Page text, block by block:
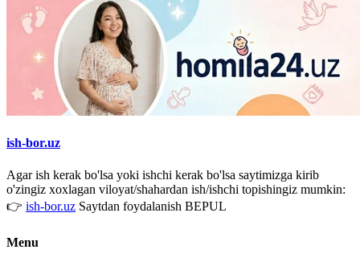
ish-bor.uz
Agar ish kerak bo'lsa yoki ishchi kerak bo'lsa saytimizga kirib
o'zingiz xoxlagan viloyat/shahardan ish/ishchi topishingiz mumkin:
👉 ish-bor.uz Saytdan foydalanish BEPUL
Menu